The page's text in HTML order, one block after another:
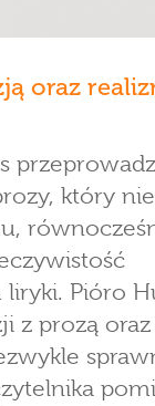
oraz
który
Pióro
z prozą